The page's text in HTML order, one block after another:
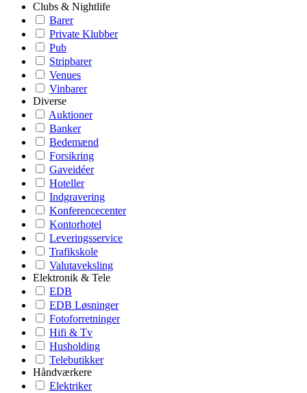
Clubs & Nightlife
Barer
Private Klubber
Pub
Stripbarer
Venues
Vinbarer
Diverse
Auktioner
Banker
Bedemænd
Forsikring
Gaveidéer
Hoteller
Indgravering
Konferencecenter
Kontorhotel
Leveringsservice
Trafikskole
Valutaveksling
Elektronik & Tele
EDB
EDB Løsninger
Fotoforretninger
Hifi & Tv
Husholding
Telebutikker
Håndværkere
Elektriker